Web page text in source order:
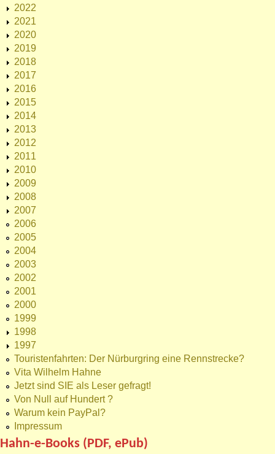
2022
2021
2020
2019
2018
2017
2016
2015
2014
2013
2012
2011
2010
2009
2008
2007
2006
2005
2004
2003
2002
2001
2000
1999
1998
1997
Touristenfahrten: Der Nürburgring eine Rennstrecke?
Vita Wilhelm Hahne
Jetzt sind SIE als Leser gefragt!
Von Null auf Hundert ?
Warum kein PayPal?
Impressum
Hahn-e-Books (PDF, ePub)